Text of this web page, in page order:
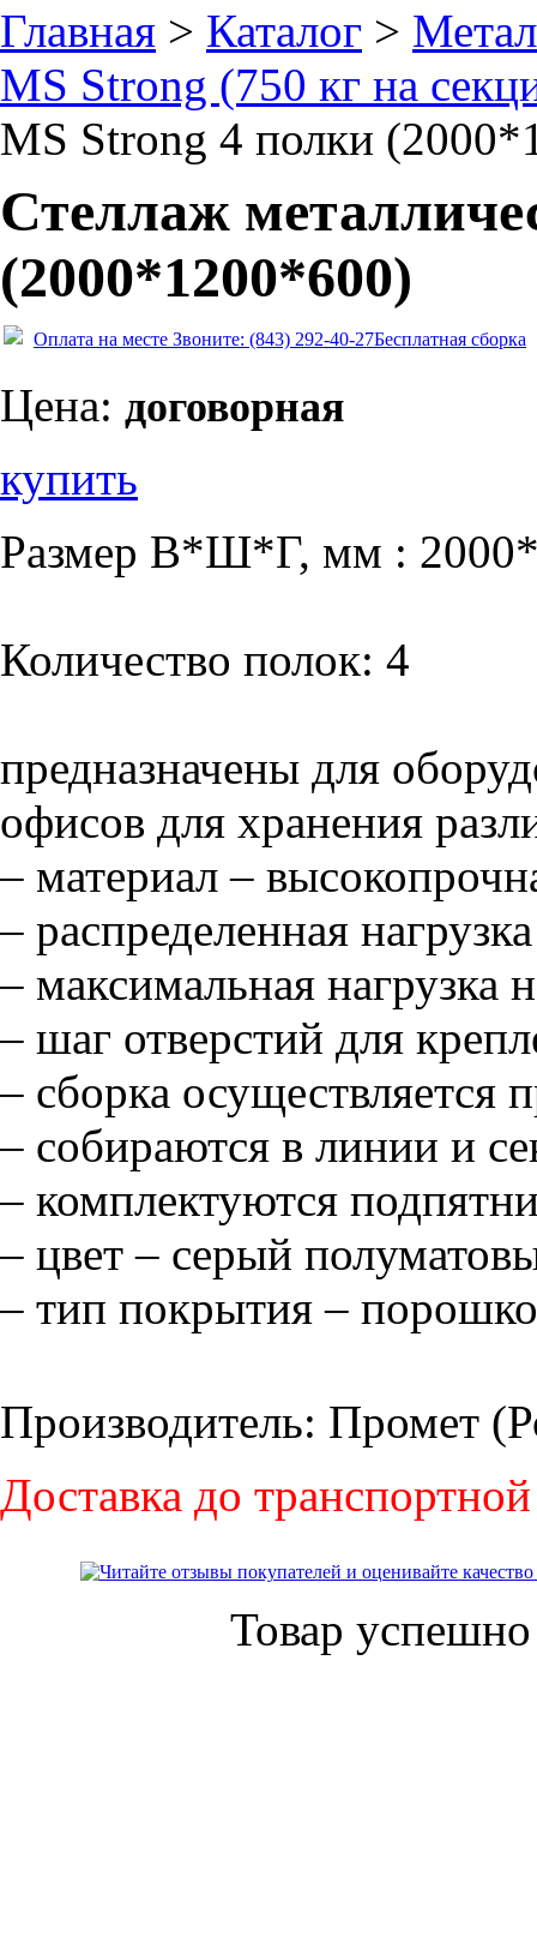
Главная > Каталог >
MS Strong (750 кг на
MS Strong 4 полки
Стеллаж
(2000*1200*600)
Оплата на месте Звоните: (843) 292-40-27Бесплатная сборка
Цена: договорная
купить
Размер В*Ш*Г, мм :
Количество полок: 4
предназначены для
офисов для хранения
– материал –
– распределенная
– максимальная
– шаг отверстий для
– сборка осуществляется
– собираются в линии и
– комплектуются
– цвет – серый
– тип покрытия –
Производитель: Промет
Доставка до
Товар